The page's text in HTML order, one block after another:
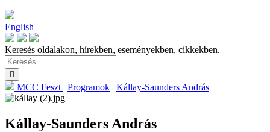
English
Keresés oldalakon, hírekben, eseményekben, cikkekben.
MCC Feszt | Programok | Kállay-Saunders András
Kállay-Saunders András